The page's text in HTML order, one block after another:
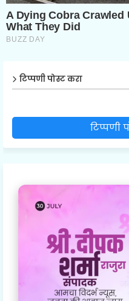
टिप्पणी पोस्ट करा
टिप्पणी